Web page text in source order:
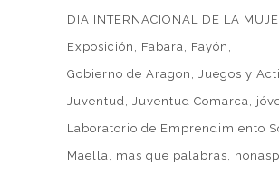
DIA INTERNACIONAL DE LA
Exposición
Fabara
Fayón
Gobierno de Aragon
Juegos y
Juventud Juventud Comarca
Laboratorio de Emprendimiento
Maella
mas que palabras